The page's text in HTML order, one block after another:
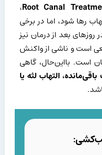
،
رها شود، اما در برخی
بعد از درمان نیز
است و ناشی از واکنش
است. بااین‌حال، گاهی
التهاب لثه یا